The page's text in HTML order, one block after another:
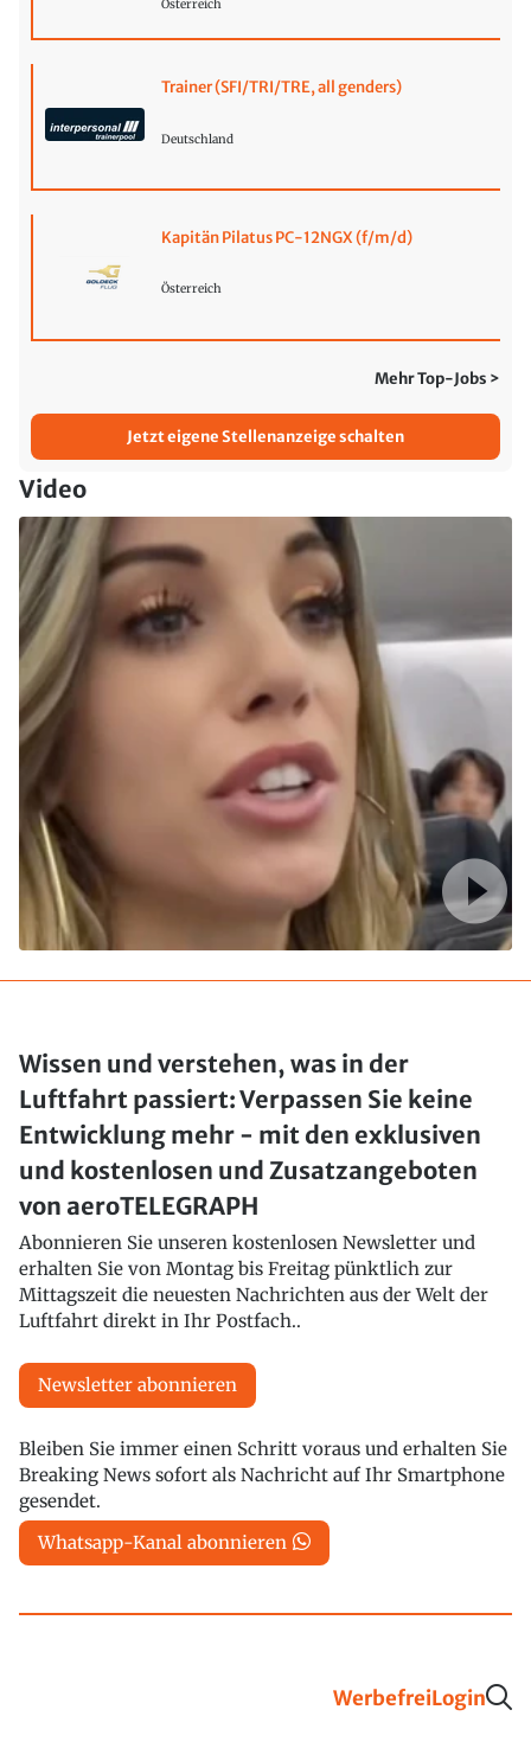
Österreich
Trainer (SFI/TRI/TRE, all genders)
Deutschland
Kapitän Pilatus PC-12NGX (f/m/d)
Österreich
Mehr Top-Jobs >
Jetzt eigene Stellenanzeige schalten
Video
Wissen und verstehen, was in der
Luftfahrt passiert: Verpassen Sie keine
Entwicklung mehr - mit den exklusiven
und kostenlosen und Zusatzangeboten
von aeroTELEGRAPH
Abonnieren Sie unseren kostenlosen Newsletter und
erhalten Sie von Montag bis Freitag pünktlich zur
Mittagszeit die neuesten Nachrichten aus der Welt der
Luftfahrt direkt in Ihr Postfach..
Newsletter abonnieren
Bleiben Sie immer einen Schritt voraus und erhalten Sie
Breaking News sofort als Nachricht auf Ihr Smartphone
gesendet.
Whatsapp-Kanal abonnieren
WerbefreiLogin